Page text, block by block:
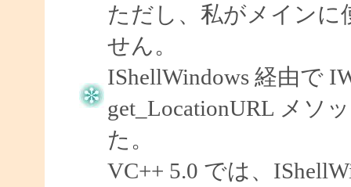
ただし、私がメインに
せん。
IShellWindows 経由で
get_LocationURL メソ
た。
VC++ 5.0 では、